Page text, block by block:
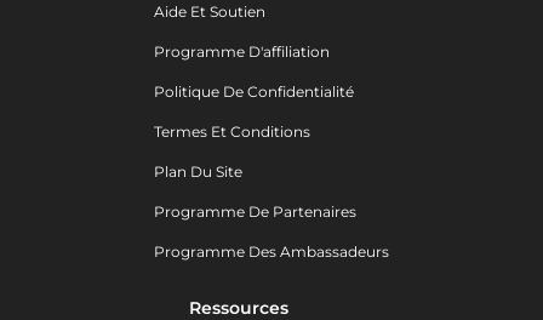
Aide Et Soutien
Programme D'affiliation
Politique De Confidentialité
Termes Et Conditions
Plan Du Site
Programme De Partenaires
Programme Des Ambassadeurs
Ressources